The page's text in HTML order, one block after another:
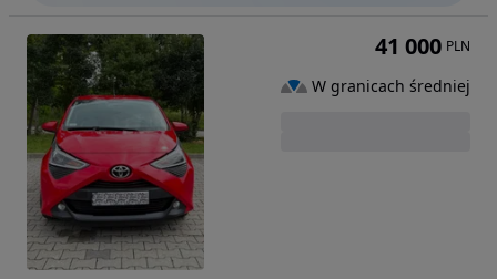
41 000 PLN
W granicach średniej